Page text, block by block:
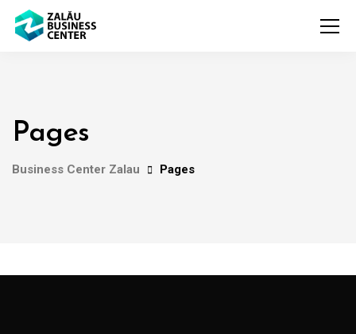
Pages
Business Center Zalau Pages